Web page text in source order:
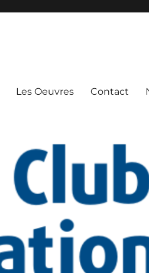
Les Oeuvres Contact